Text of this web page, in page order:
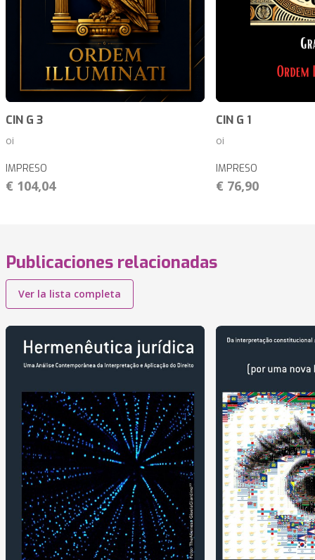
CIN G 3
oi
IMPRESO
€ 104,04
CIN G 1
oi
IMPRESO
€ 76,90
Publicaciones relacionadas
Ver la lista completa